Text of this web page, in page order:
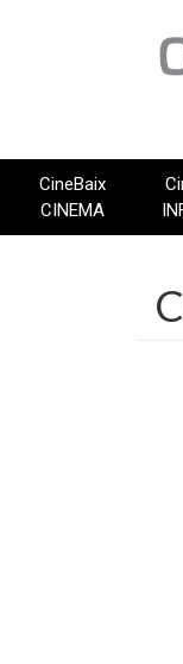
CineBaix
CINEMA